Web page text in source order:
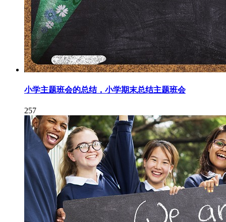
小学主题班会的总结，小学期末总结主题班会
257